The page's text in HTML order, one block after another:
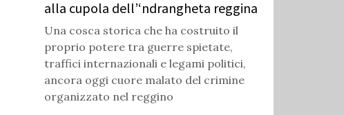
alla cupola dell’‘ndrangheta reggina
Una cosca storica che ha costruito il
proprio potere tra guerre spietate,
traffici internazionali e legami politici,
ancora oggi cuore malato del crimine
organizzato nel reggino